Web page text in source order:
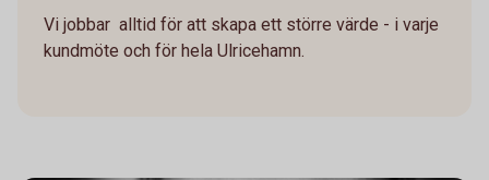
Vi jobbar alltid för att skapa ett större värde - i varje
kundmöte och för hela Ulricehamn.